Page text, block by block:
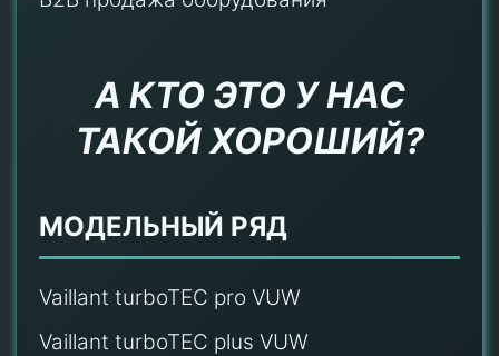
А КТО ЭТО У НАС
ТАКОЙ ХОРОШИЙ?
МОДЕЛЬНЫЙ РЯД
Vaillant turboTEC pro VUW
Vaillant turboTEC plus VUW